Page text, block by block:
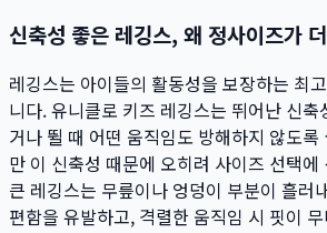
신축성 좋은 레깅스, 왜 정사이즈가
레깅스는 아이들의 활동성을 보장하는 최
니다. 유니클로 키즈 레깅스는 뛰어난 신
거나 뛸 때 어떤 움직임도 방해하지 않도록
만 이 신축성 때문에 오히려 사이즈 선택
큰 레깅스는 무릎이나 엉덩이 부분이 흘러
편함을 유발하고, 격렬한 움직임 시 핏이